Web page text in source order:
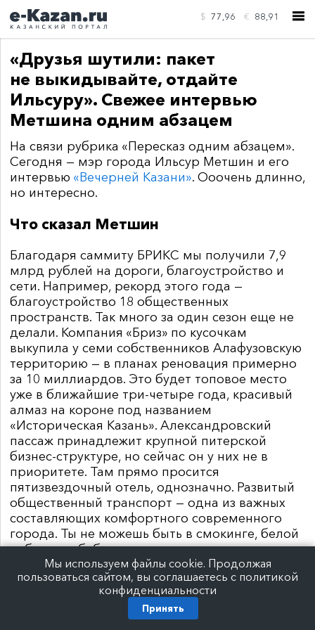
$ 77,96 € 88,91
КОНТАКТЫ
«Друзья шутили: пакет
не выкидывайте, отдайте
Ильсуру». Свежее интервью
Метшина одним абзацем
На связи рубрика «Пересказ одним абзацем».
Сегодня — мэр города Ильсур Метшин и его
интервью «Вечерней Казани». Ооочень длинно,
но интересно.
Что сказал Метшин
Благодаря саммиту БРИКС мы получили 7,9
млрд рублей на дороги, благоустройство и
сети. Например, рекорд этого года —
благоустройство 18 общественных
пространств. Так много за один сезон еще не
делали. Компания «Бриз» по кусочкам
выкупила у семи собственников Алафузовскую
территорию — в планах реновация примерно
за 10 миллиардов. Это будет топовое место
уже в ближайшие три-четыре года, красивый
алмаз на короне под названием
«Историческая Казань». Александровский
пассаж принадлежит крупной питерской
бизнес-структуре, но сейчас он у них не в
приоритете. Там прямо просится
пятизвездочный отель, однозначно. Развитый
общественный транспорт — одна из важных
составляющих комфортного современного
города. Ты не можешь быть в смокинге, белой
рубашке и бабочке, а на ногах кирзовые
сапоги, чтобы ходить по городу. Во всем мире
качественный общественный транспорт — это
транспорт дотируемый, и я бью во все
колокола, чтобы такой появился в Казани.
Мы используем файлы cookie. Продолжая
пользоваться сайтом, вы соглашаетесь с политикой
конфиденциальности
Принять